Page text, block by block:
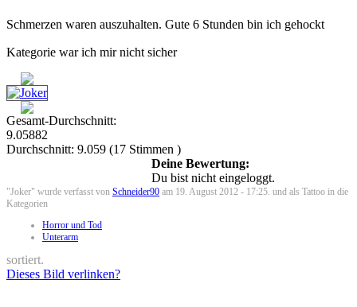
Schmerzen waren auszuhalten. Gute 6 Stunden bin ich gehockt
Kategorie war ich mir nicht sicher
Gesamt-Durchschnitt:
9.05882
Durchschnitt: 9.059 (17 Stimmen )
Deine Bewertung:
Du bist nicht eingeloggt.
"Joker" wurde verfasst von Schneider90 am 19. August 2012 - 17:25. und als Tattoo in die
Kategorien
Horror und Tod
Unterarm
sortiert.
Dieses Bild verlinken?